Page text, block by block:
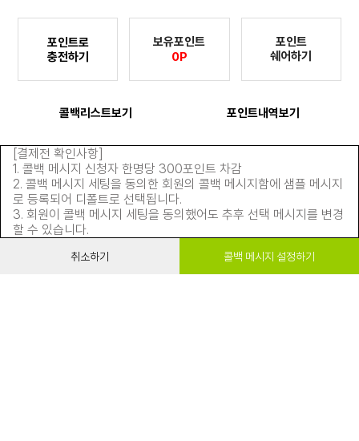
포인트로
충전하기
보유포인트
0P
포인트
쉐어하기
콜백리스트보기 포인트내역보기
[결제전 확인사항]
1. 콜백 메시지 신청자 한명당 300포인트 차감
2. 콜백 메시지 세팅을 동의한 회원의 콜백 메시지함에 샘플 메시지
로 등록되어 디폴트로 선택됩니다.
3. 회원이 콜백 메시지 세팅을 동의했어도 추후 선택 메시지를 변경
할 수 있습니다.
취소하기 콜백 메시지 설정하기